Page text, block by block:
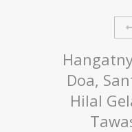
Doa,
Hilal